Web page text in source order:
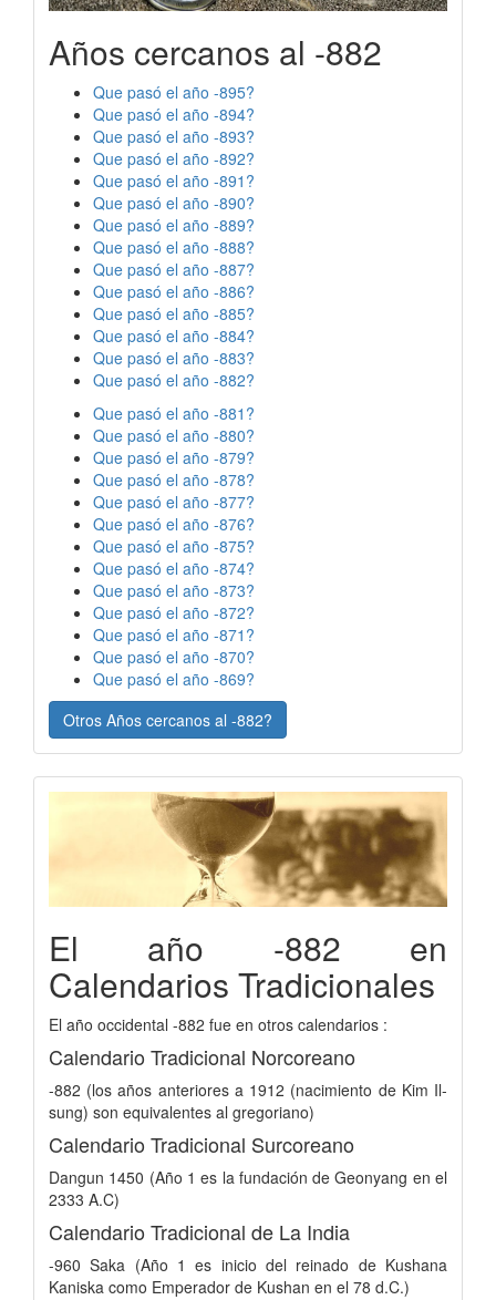
Años cercanos al -882
Que pasó el año -895?
Que pasó el año -894?
Que pasó el año -893?
Que pasó el año -892?
Que pasó el año -891?
Que pasó el año -890?
Que pasó el año -889?
Que pasó el año -888?
Que pasó el año -887?
Que pasó el año -886?
Que pasó el año -885?
Que pasó el año -884?
Que pasó el año -883?
Que pasó el año -882?
Que pasó el año -881?
Que pasó el año -880?
Que pasó el año -879?
Que pasó el año -878?
Que pasó el año -877?
Que pasó el año -876?
Que pasó el año -875?
Que pasó el año -874?
Que pasó el año -873?
Que pasó el año -872?
Que pasó el año -871?
Que pasó el año -870?
Que pasó el año -869?
Otros Años cercanos al -882?
El año -882 en
Calendarios Tradicionales
El año occidental -882 fue en otros calendarios :
Calendario Tradicional Norcoreano
-882 (los años anteriores a 1912 (nacimiento de Kim Il-
sung) son equivalentes al gregoriano)
Calendario Tradicional Surcoreano
Dangun 1450 (Año 1 es la fundación de Geonyang en el
2333 A.C)
Calendario Tradicional de La India
-960 Saka (Año 1 es inicio del reinado de Kushana
Kaniska como Emperador de Kushan en el 78 d.C.)